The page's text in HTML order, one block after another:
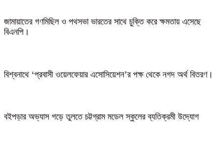
জামায়াতের গণমিছিল ও পথসভা ভারতের সাথে চুক্তি করে ক্ষমতায় এসেছে
বিএনপি।
বিশ্বনাথে ‘প্রবাসী ওয়েলফেয়ার এসোসিয়েশন’র পক্ষ থেকে নগদ অর্থ বিতরণ।
বইপড়ার অভ্যাস গড়ে তুলতে চট্টগ্রাম মডেল স্কুলের ব্যতিক্রমী উদ্যোগ